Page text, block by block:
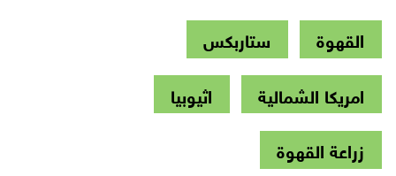
القهوة
ستاربكس
امريكا الشمالية
اثيوبيا
زراعة القهوة